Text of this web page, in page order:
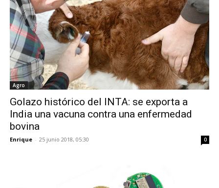
Agro
Golazo histórico del INTA: se exporta a
India una vacuna contra una enfermedad
bovina
Enrique - 25 junio 2018, 05:30 0